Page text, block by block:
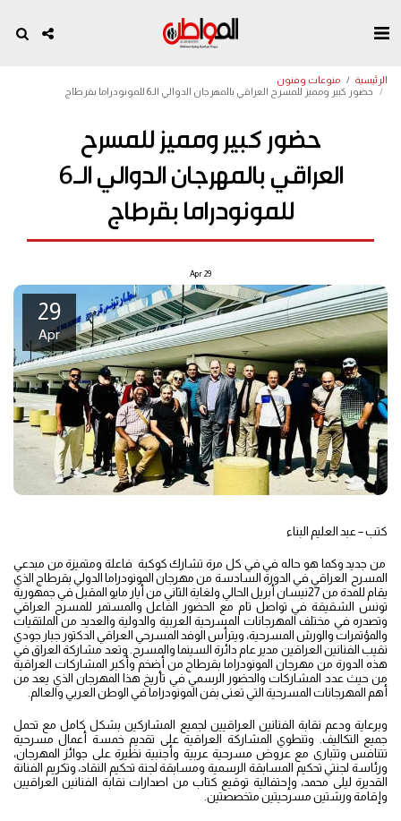
الرئيسية
منوعات وفنون
حضور كبير ومميز للمسرح العراقي بالمهرجان الدوالي الـ6 للمونودراما بقرطاج
حضور كبير ومميز للمسرح
العراقي بالمهرجان الدوالي الـ6
للمونودراما بقرطاج
29
Apr
29
Apr
كتب – عبد العليم البناء
من جديد وكما هو حاله في في كل مرة تشارك كوكبة فاعلة ومتميزة من مبدعي
المسرح العراقي في الدورة السادسة من مهرجان المونودراما الدولي بقرطاج الذي
يقام للمدة من 27نيسان أبريل الحالي ولغاية الثاني من أيار مايو المقبل في جمهورية
تونس الشقيقة في تواصل تام مع الحضور الفاعل والمستمر للمسرح العراقي
وتصدره في مختلف المهرجانات المسرحية العربية والدولية والعديد من الملتقيات
والمؤتمرات والورش المسرحية، ويترأس الوفد المسرحي العراقي الدكتور جبار جودي
نقيب الفنانين العراقين مدير عام دائرة السينما والمسرح. وتعد مشاركة العراق في
هذه الدورة من مهرجان المونودراما بقرطاج من أضخم وأكبر المشاركات العراقية
من حيث عدد المشاركات والحضور الرسمي في تأريخ هذا المهرجان الذي يعد من
أهم المهرجانات المسرحية التي تعنى بفن المونودراما في الوطن العربي والعالم.
وبرعاية ودعم نقابة الفنانين العراقيين لجميع المشاركين بشكل كامل مع تحمل
جميع التكاليف. وتنطوي المشاركة العراقية على تقديم خمسة أعمال مسرحية
تتنافس وتتبارى مع عروض مسرحية عربية وأجنبية نظيرة على جوائز المهرجان،
ورئاسة لجنتي تحكيم المسابقة الرسمية ومسابقة لجنة تحكيم النقاد، وتكريم الفنانة
القديرة ليلى محمد، وإحتفالية توقيع كتاب من اصدارات نقابة الفنانين العراقيين
وإقامة ورشتين مسرحيتين متخصصتين.